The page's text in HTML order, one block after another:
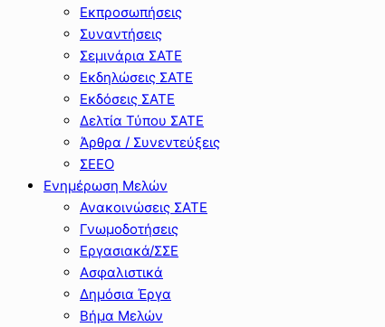
Εκπροσωπήσεις
Συναντήσεις
Σεμινάρια ΣΑΤΕ
Εκδηλώσεις ΣΑΤΕ
Εκδόσεις ΣΑΤΕ
Δελτία Τύπου ΣΑΤΕ
Άρθρα / Συνεντεύξεις
ΣΕΕΟ
Ενημέρωση Μελών
Ανακοινώσεις ΣΑΤΕ
Γνωμοδοτήσεις
Εργασιακά/ΣΣΕ
Ασφαλιστικά
Δημόσια Έργα
Βήμα Μελών